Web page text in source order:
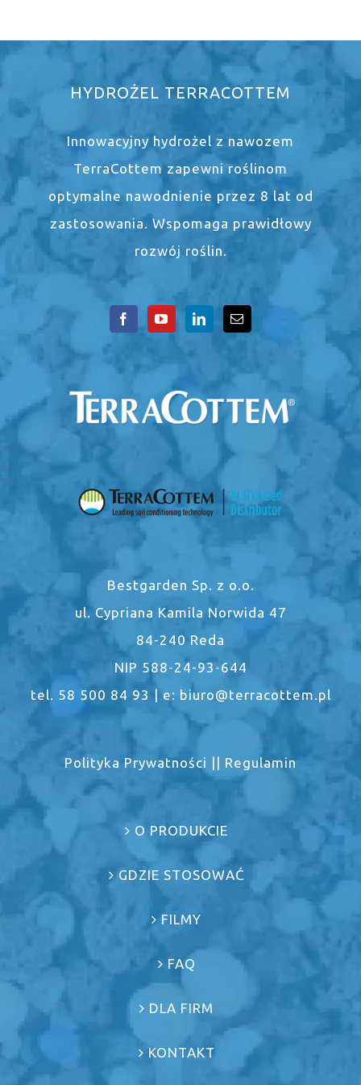
HYDROŻEL TERRACOTTEM
Innowacyjny hydrożel z nawozem
TerraCottem zapewni roślinom
optymalne nawodnienie przez 8 lat od
zastosowania. Wspomaga prawidłowy
rozwój roślin.
Bestgarden Sp. z o.o.
ul. Cypriana Kamila Norwida 47
84-240 Reda
NIP 588-24-93-644
tel. 58 500 84 93 | e: biuro@terracottem.pl
Polityka Prywatności || Regulamin
O PRODUKCIE
GDZIE STOSOWAĆ
FILMY
FAQ
DLA FIRM
KONTAKT